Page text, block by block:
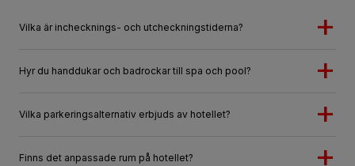
Vilka är inchecknings- och utcheckningstiderna?
Hyr du handdukar och badrockar till spa och pool?
Vilka parkeringsalternativ erbjuds av hotellet?
Finns det anpassade rum på hotellet?